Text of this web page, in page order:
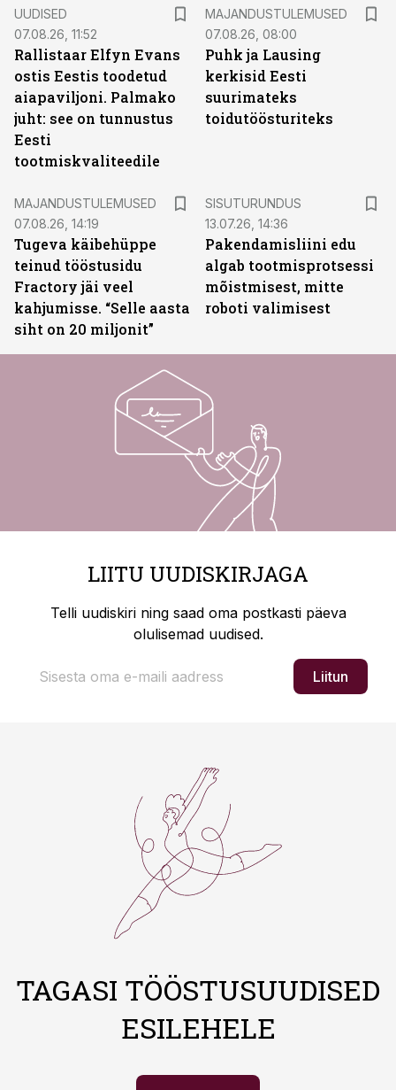
UUDISED
07.08.26, 11:52
Rallistaar Elfyn Evans
ostis Eestis toodetud
aiapaviljoni. Palmako
juht: see on tunnustus
Eesti
tootmiskvaliteedile
MAJANDUSTULEMUSED
07.08.26, 08:00
Puhk ja Lausing
kerkisid Eesti
suurimateks
toidutöösturiteks
MAJANDUSTULEMUSED
07.08.26, 14:19
Tugeva käibehüppe
teinud tööstusidu
Fractory jäi veel
kahjumisse. “Selle aasta
siht on 20 miljonit”
SISUTURUNDUS
13.07.26, 14:36
Pakendamisliini edu
algab tootmisprotsessi
mõistmisest, mitte
roboti valimisest
LIITU UUDISKIRJAGA
Telli uudiskiri ning saad oma postkasti päeva
olulisemad uudised.
Liitun
TAGASI TÖÖSTUSUUDISED
ESILEHELE